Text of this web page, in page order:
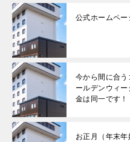
公式ホームペ
今から間に合
ールデンウィ
金は同一です！
お正月（年末年